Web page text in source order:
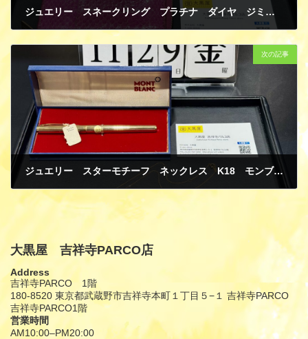
ジュエリー スネークリング プラチナ ダイヤ ジミーチュウ 財布 買取
次の記事
ジュエリー スターモチーフ ネックレス K18 モンブラン 万年筆 買取
11月 29, 2024
大黒屋 吉祥寺PARCO店
Address
吉祥寺PARCO 1階
180-8520 東京都武蔵野市吉祥寺本町１丁目５−１ 吉祥寺PARCO
吉祥寺PARCO1階
営業時間
AM10:00–PM20:00